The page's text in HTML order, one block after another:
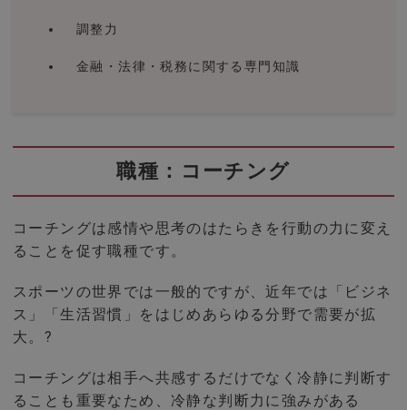
調整力
金融・法律・税務に関する専門知識
職種：コーチング
コーチングは感情や思考のはたらきを行動の力に変え
ることを促す職種です。
スポーツの世界では一般的ですが、近年では「ビジネ
ス」「生活習慣」をはじめあらゆる分野で需要が拡
大。?
コーチングは相手へ共感するだけでなく冷静に判断す
ることも重要なため、冷静な判断力に強みがある